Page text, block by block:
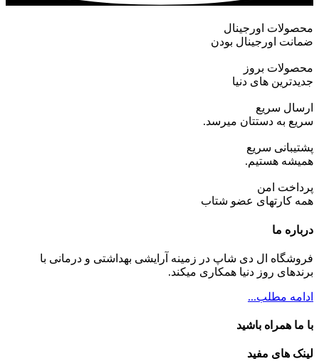
محصولات اورجینال
ضمانت اورجینال بودن
محصولات بروز
جدیدترین های دنیا
ارسال سریع
سریع به دستتان میرسد.
پشتیبانی سریع
همیشه هستیم.
پرداخت امن
همه کارتهای عضو شتاب
درباره ما
فروشگاه ال دی شاپ در زمینه آرایشی بهداشتی و درمانی با
برندهای روز دنیا همکاری میکند.
ادامه مطلب...
با ما همراه باشید
لینک های مفید